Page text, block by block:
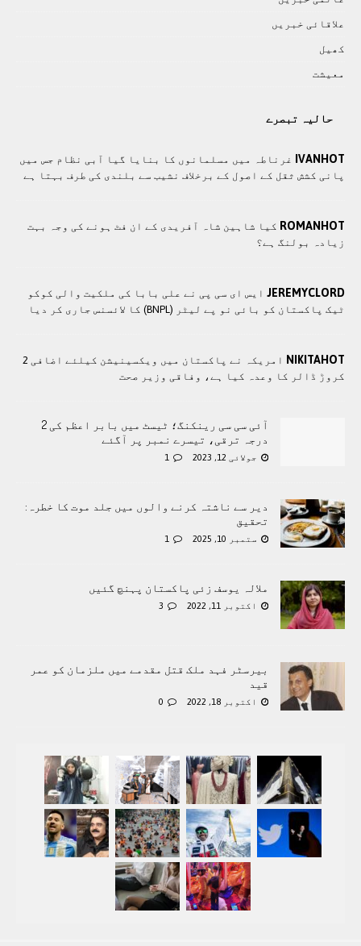
علاقائی خبريں
کھيل
معيشت
حالیہ تبصرے
IVANHOT غرناطہ میں مسلمانوں کا بنایا گیا آبی نظام جس میں
پانی کشش ثقل کے اصول کے برخلاف نشیب سے بلندی کی طرف بہتا ہے
ROMANHOT کیا شاہین شاہ آفریدی کے ان فٹ ہونے کی وجہ بہت
زیادہ بولنگ ہے؟
JEREMYCLORD ایس ای سی پی نے علی بابا کی ملکیت والی کوکو
ٹیک پاکستان کو بائی نو پے لیٹر (BNPL) کا لائسنس جاری کر دیا
NIKITAHOT
امريکہ نے پاکستان میں ویکسینیشن کیلئے اضافی 2
کروڑ ڈالر کا وعدہ کیا ہے، وفاقی وزیر صحت
آئی سی سی رینکنگ؛ ٹیسٹ میں بابر اعظم کی 2
درجہ ترقی، تیسرے نمبر پر آگئے
جولائی 12, 2023 1
دیر سے ناشتہ کرنے والوں میں جلد موت کا خطرہ:
تحقیق
ستمبر 10, 2025 1
ملالہ یوسف زئی پاکستان پہنچ گئیں
اکتوبر 11, 2022 3
بیرسٹر فہد ملک قتل مقدمے میں ملزمان کو عمر
قید
اکتوبر 18, 2022 0